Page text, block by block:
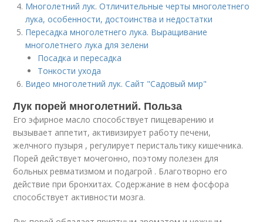
Многолетний лук. Отличительные черты многолетнего
лука, особенности, достоинства и недостатки
Пересадка многолетнего лука. Выращивание
многолетнего лука для зелени
Посадка и пересадка
Тонкости ухода
Видео многолетний лук. Сайт "Садовый мир"
Лук порей многолетний. Польза
Его эфирное масло способствует пищеварению и
вызывает аппетит, активизирует работу печени,
желчного пузыря , регулирует перистальтику кишечника.
Порей действует мочегонно, поэтому полезен для
больных ревматизмом и подагрой . Благотворно его
действие при бронхитах. Содержание в нем фосфора
способствует активности мозга.